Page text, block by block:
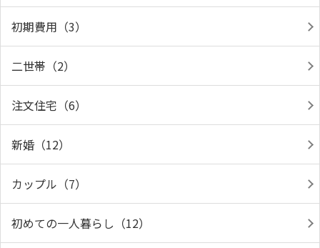
初期費用（3）
二世帯（2）
注文住宅（6）
新婚（12）
カップル（7）
初めての一人暮らし（12）